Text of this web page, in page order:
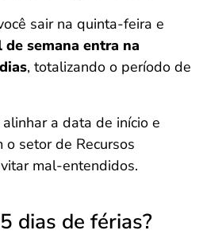
sair na quinta-feira e
semana entra na
, totalizando o período de
a data de início e
o setor de Recursos
mal-entendidos.
dias de férias?